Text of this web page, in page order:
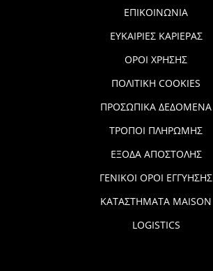
ΕΠΙΚΟΙΝΩΝΙΑ
ΕΥΚΑΙΡΙΕΣ ΚΑΡΙΕΡΑΣ
ΟΡΟΙ ΧΡΗΣΗΣ
ΠΟΛΙΤΙΚΗ COOKIES
ΠΡΟΣΩΠΙΚΑ ΔΕΔΟΜΕΝΑ
ΤΡΟΠΟΙ ΠΛΗΡΩΜΗΣ
ΕΞΟΔΑ ΑΠΟΣΤΟΛΗΣ
ΓΕΝΙΚΟΙ ΟΡΟΙ ΕΓΓΥΗΣΗΣ
ΚΑΤΑΣΤΗΜΑΤΑ MAISON
LOGISTICS